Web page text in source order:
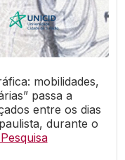
mobilidades,
passa a
entre os dias
durante o